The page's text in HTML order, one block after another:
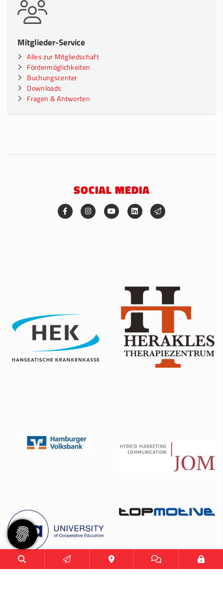
Mitglieder-Service
Alles zur Mitgliedschaft
Fördermöglichkeiten
Buchungscenter
Downloads
Fragen & Antworten
SOCIAL MEDIA